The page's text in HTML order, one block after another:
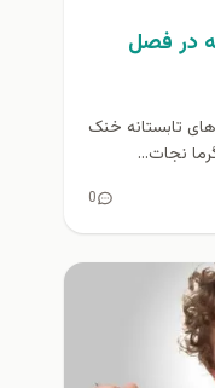
در فصل
تابستانه خنک
نجات...
0